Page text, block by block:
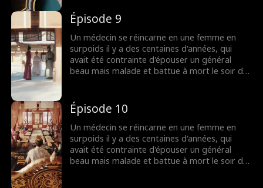
pleinement de cette nouvelle vie en se
concentrant sur sa carrière. Finalement, elle
devient belle et réussie, tandis que son mari
général, maintenant insécurisé, implore son
attention...
Épisode 9
Un médecin se réincarne en une femme en
surpoids il y a des centaines d'années, qui
avait été contrainte d'épouser un général
beau mais malade et battue à mort le soir de
pleinement de cette nouvelle vie en se
concentrant sur sa carrière. Finalement, elle
devient belle et réussie, tandis que son mari
général, maintenant insécurisé, implore son
attention...
Épisode 10
Un médecin se réincarne en une femme en
surpoids il y a des centaines d'années, qui
avait été contrainte d'épouser un général
beau mais malade et battue à mort le soir de